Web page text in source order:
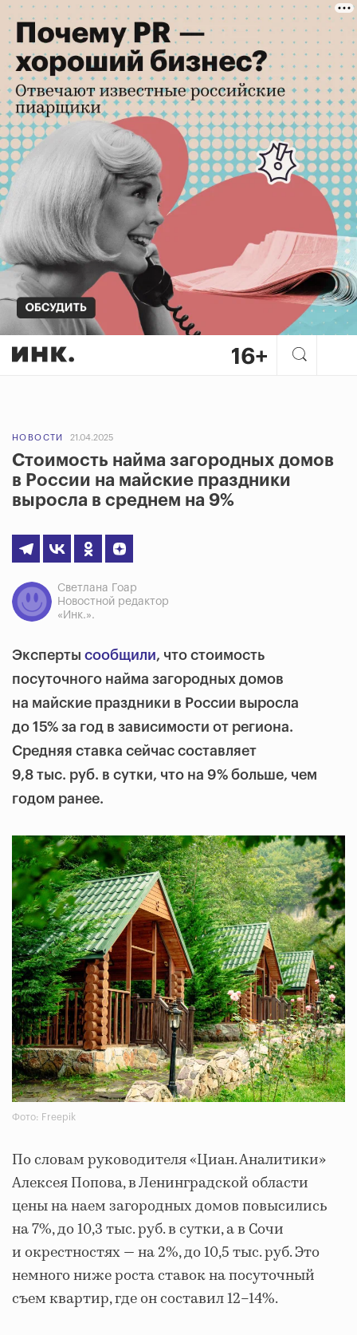
НОВОСТИ 21.04.2025
Стоимость найма загородных домов
в России на майские праздники
выросла в среднем на 9%
Светлана Гоар
Новостной редактор
«Инк.».
Эксперты сообщили, что стоимость
посуточного найма загородных домов
на майские праздники в России выросла
до 15% за год в зависимости от региона.
Средняя ставка сейчас составляет
9,8 тыс. руб. в сутки, что на 9% больше, чем
годом ранее.
Фото: Freepik
По словам руководителя «Циан. Аналитики»
Алексея Попова, в Ленинградской области
цены на наем загородных домов повысились
на 7%, до 10,3 тыс. руб. в сутки, а в Сочи
и окрестностях — на 2%, до 10,5 тыс. руб. Это
немного ниже роста ставок на посуточный
съем квартир, где он составил 12–14%.